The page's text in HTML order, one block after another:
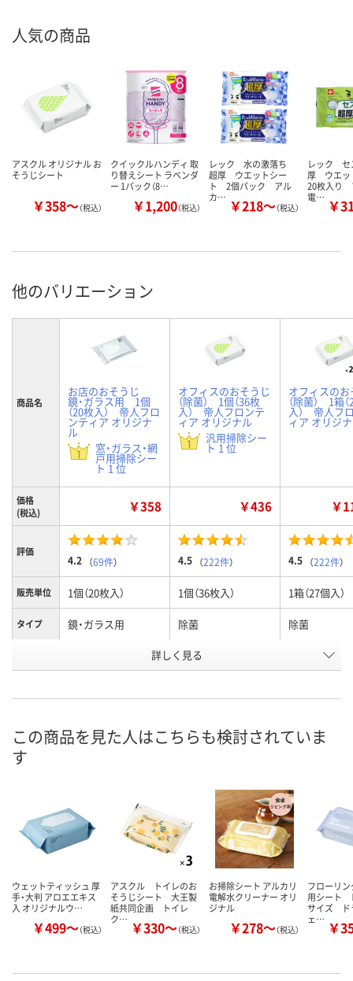
人気の商品
アスクル オリジナル お
そうじシート
￥358～（税込）
クイックルハンディ 取
り替えシート ラベンダ
ー 1パック（8…
￥1,200（税込）
レック 水の激落ち
超厚 ウエットシー
ト 2個パック アル
カ… ￥218～（税込）
レック
厚 ウエ
20枚入り
電… ￥
他のバリエーション
商品名
お店のおそうじ
鏡・ガラス用 1個
（20枚入） 帝人フロ
ンティア オリジナ
ル
窓・ガラス・網
戸用掃除シー
ト 1 位
オフィスのおそうじ
（除菌） 1個（36枚
入） 帝人フロンテ
ィア オリジナル
汎用掃除シー
ト 1 位
オフィスの
（除菌） 1箱
入） 帝人フ
ィア オリジ
価格
(税込)
￥358 ￥436 ￥
評価
4.2 （69件） 4.5 （222件） 4.5 （222件）
販売単位 1個（20枚入） 1個（36枚入） 1箱（27個入）
タイプ 鏡・ガラス用 除菌 除菌
3461772 1186355
8月9日（日）
カゴへ カゴへ
詳しく見る
この商品を見た人はこちらも検討されていま
す
ウェットティッシュ 厚
手・大判 アロエエキス
入 オリジナルウ…
￥499～（税込）
アスクル トイレのお
そうじシート 大王製
紙共同企画 トイレ
ク… ￥330～（税込）
お掃除シート アルカリ
電解水クリーナー オリ
ジナル
￥278～（税込）
フローリ
用シート
サイズ ド
ェ… ￥